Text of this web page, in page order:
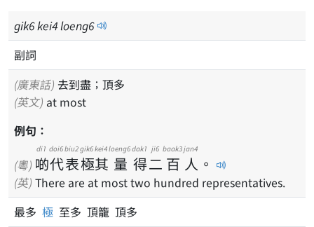
gik6kei4loeng6
副詞
(廣東話) 去到盡；頂多
(英文) at most
例句：
(粵) 啲
di1
代
doi6
表
biu2
極
gik6
其
kei4
量
loeng6
得
dak1
二
ji6
百
baak3
人
jan4
。
(英) There are at most two hundred representatives.
最多 極 至多 頂籠 頂多